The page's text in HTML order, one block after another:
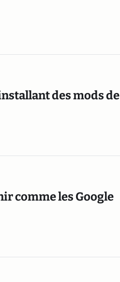
des mods de
comme les Google